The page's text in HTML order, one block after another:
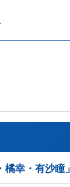
幸・有沙瞳」